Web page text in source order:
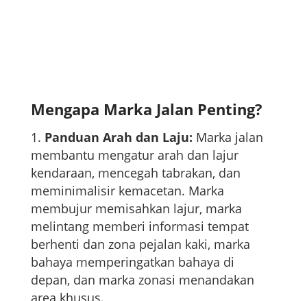
Mengapa Marka Jalan Penting?
Panduan Arah dan Laju: Marka jalan
membantu mengatur arah dan lajur
kendaraan, mencegah tabrakan, dan
meminimalisir kemacetan. Marka
membujur memisahkan lajur, marka
melintang memberi informasi tempat
berhenti dan zona pejalan kaki, marka
bahaya memperingatkan bahaya di
depan, dan marka zonasi menandakan
area khusus.